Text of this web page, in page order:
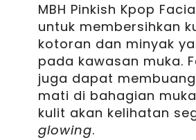
MBH Pinkish Kpop
untuk membersihkan
kotoran dan minyak
pada kawasan muka.
juga dapat
mati di bahagian
kulit akan kelihatan
glowing.